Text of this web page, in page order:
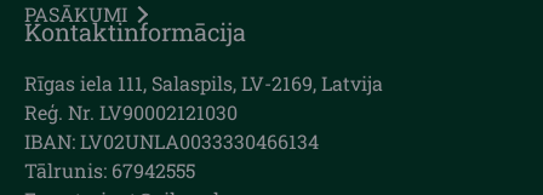
PASĀKUMI
Kontaktinformācija
Rīgas iela 111, Salaspils, LV-2169, Latvija
Reģ. Nr. LV90002121030
IBAN: LV02UNLA0033330466134
Tālrunis: 67942555